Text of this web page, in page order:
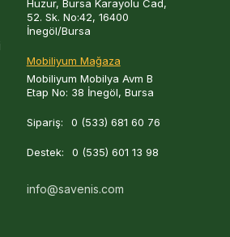
Huzur, Bursa Karayolu Cad,
52. Sk. No:42, 16400
İnegöl/Bursa
Mobiliyum Mağaza
Mobiliyum Mobilya Avm B
Etap No: 38 İnegöl, Bursa
Sipariş: 0 (533) 681 60 76
Destek: 0 (535) 601 13 98
info@savenis.com